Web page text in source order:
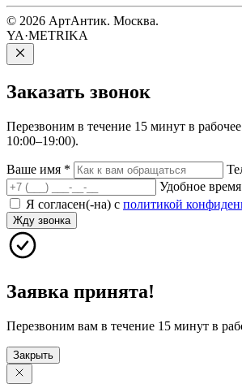
© 2026 АртАнтик. Москва.
YA·METRIKA
Заказать звонок
Перезвоним в течение 15 минут в
10:00–19:00).
Ваше имя *
Удобное время
Я согласен(-на) с политикой
Жду звонка
Заявка принята!
Перезвоним вам в течение 15 минут в
Закрыть